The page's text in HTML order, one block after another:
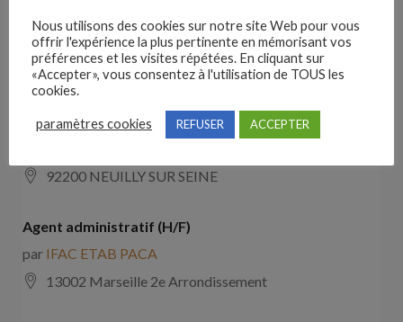
parSYNLAB PROVENCE
13008 Marseille 8e Arrondissement
Coordinateur Technique IT Junior (H/F)
92200 NEUILLY SUR SEINE
Agent administratif (H/F)
par IFAC ETAB PACA
13002 Marseille 2e Arrondissement
Nous utilisons des cookies sur notre site Web pour vous
offrir l'expérience la plus pertinente en mémorisant vos
préférences et les visites répétées. En cliquant sur
«Accepter», vous consentez à l'utilisation de TOUS les
cookies.
paramètres cookies REFUSER ACCEPTER